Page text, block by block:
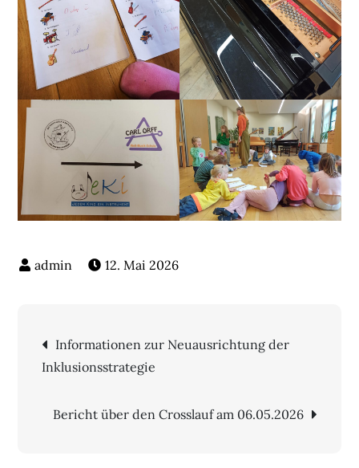
12. Mai 2026
Beitragsnavigation
Informationen zur Neuausrichtung der
Inklusionsstrategie
Bericht über den Crosslauf am 06.05.2026